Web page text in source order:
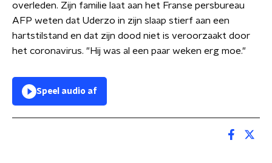
overleden. Zijn familie laat aan het Franse persbureau
AFP weten dat Uderzo in zijn slaap stierf aan een
hartstilstand en dat zijn dood niet is veroorzaakt door
het coronavirus. "Hij was al een paar weken erg moe."
Speel audio af